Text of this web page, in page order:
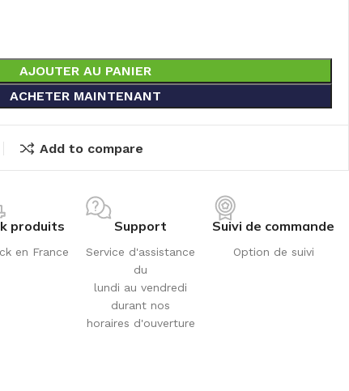
AJOUTER AU PANIER
ACHETER MAINTENANT
Add to compare
produits
en France
Support
Service d'assistance
du
lundi au vendredi
durant nos
horaires d'ouverture
Suivi de commande
Option de suivi